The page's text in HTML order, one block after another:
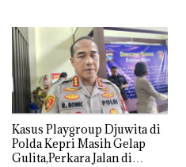
Kasus Playgroup Djuwita di
Polda Kepri Masih Gelap
Gulita,Perkara Jalan di